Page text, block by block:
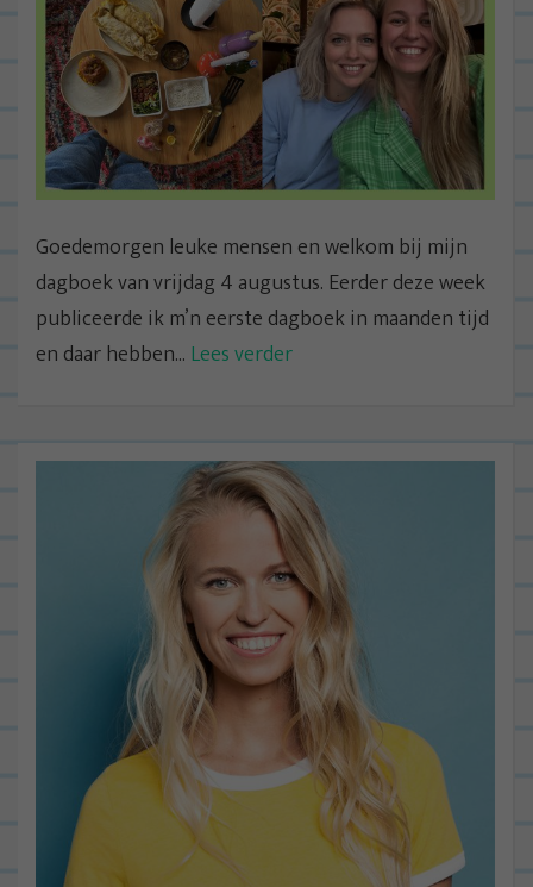
Goedemorgen leuke mensen en welkom bij mijn
dagboek van vrijdag 4 augustus. Eerder deze week
publiceerde ik m’n eerste dagboek in maanden tijd
en daar hebben... Lees verder